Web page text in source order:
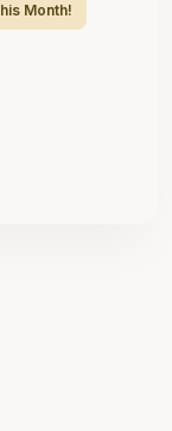
Month!